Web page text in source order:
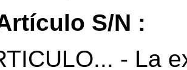
S/N :
- La